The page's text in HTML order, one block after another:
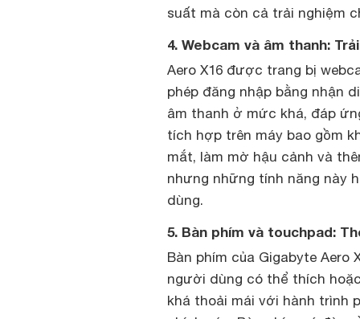
suất mà còn cả trải nghiệm
4. Webcam và âm thanh:
Aero X16 được trang bị
phép đăng nhập bằng nhận
âm thanh ở mức khá, đáp
tích hợp trên máy bao gồm
mắt, làm mờ hậu cảnh và
nhưng những tính năng này
dùng.
5. Bàn phím và touchpad:
Bàn phím của Gigabyte Aero
người dùng có thể thích
khá thoải mái với hành trình